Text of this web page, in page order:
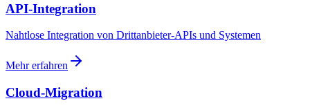
API-Integration
Nahtlose Integration von Drittanbieter-APIs und Systemen
Mehr erfahren
Cloud-Migration